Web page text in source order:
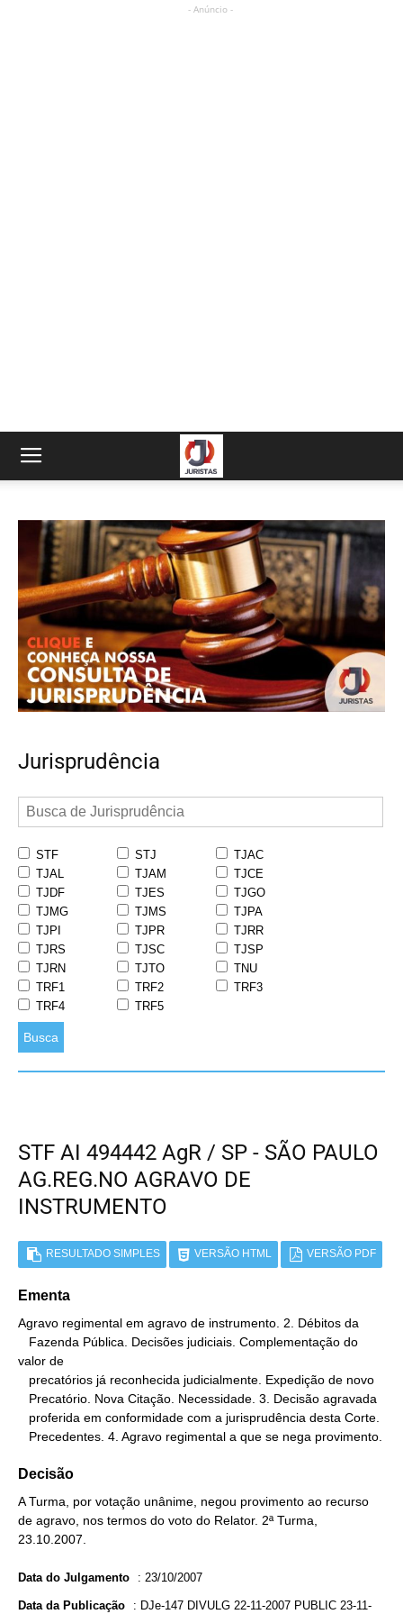
- Anúncio -
Jurisprudência
STF STJ
TJAC
TJAL
TJAM
TJCE
TJDF
TJES
TJGO
TJMG
TJMS
TJPA
TJPI
TJPR
TJRR
TJRS
TJSC
TJSP
TJRN
TJTO
TNU
TRF1
TRF2
TRF3
TRF4
TRF5
Busca
STF AI 494442 AgR / SP - SÃO PAULO
AG.REG.NO AGRAVO DE
INSTRUMENTO
RESULTADO SIMPLES VERSÃO HTML VERSÃO PDF
Ementa
Agravo regimental em agravo de instrumento. 2. Débitos da
valor de
   Precedentes. 4. Agravo regimental a que se nega provimento.
Decisão
A Turma, por votação unânime, negou provimento ao recurso
de agravo, nos termos do voto do Relator. 2ª Turma,
23.10.2007.
Data do Julgamento : 23/10/2007
Data da Publicação : DJe-147 DIVULG 22-11-2007 PUBLIC 23-11-